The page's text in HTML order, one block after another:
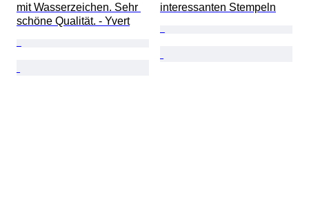
mit Wasserzeichen. Sehr
schöne Qualität. - Yvert
interessanten Stempeln